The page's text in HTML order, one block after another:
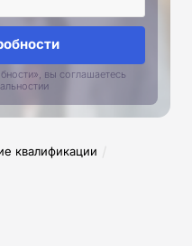
вы соглашаетесь
квалификации /